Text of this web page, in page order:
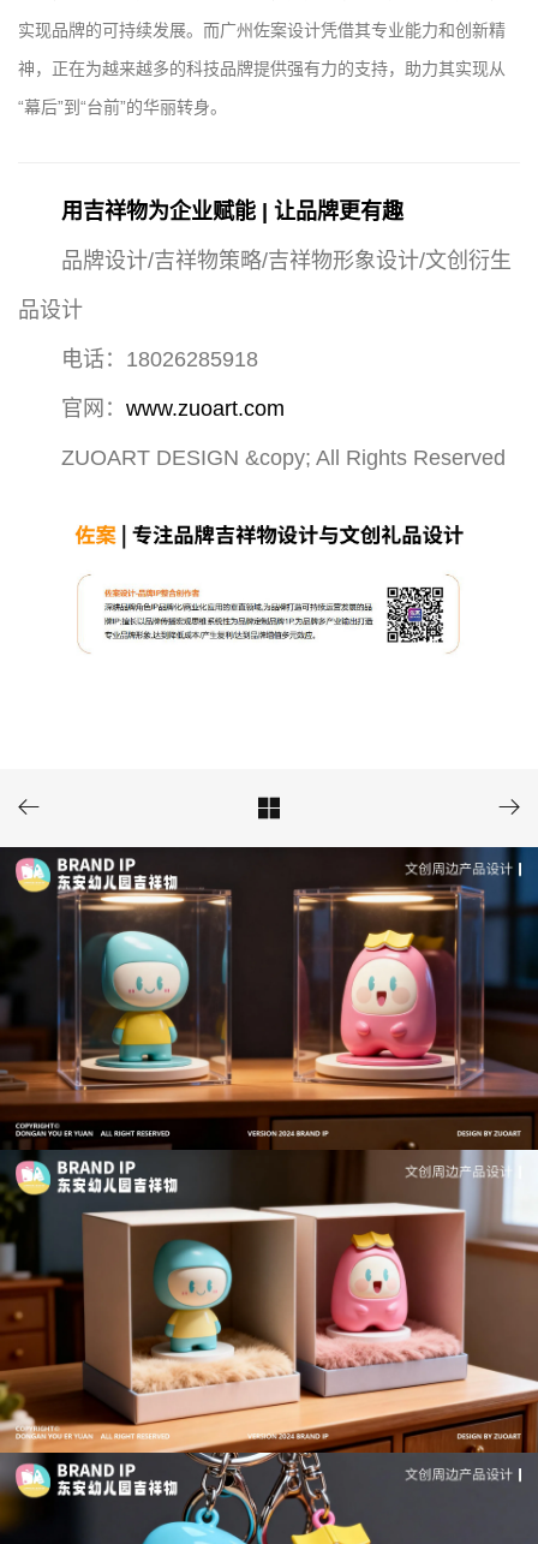
实现品牌的可持续发展。而广州佐案设计凭借其专业能力和创新精
神，正在为越来越多的科技品牌提供强有力的支持，助力其实现从
“幕后”到“台前”的华丽转身。
用吉祥物为企业赋能 | 让品牌更有趣
品牌设计/吉祥物策略/吉祥物形象设计/文创衍生
品设计
电话：18026285918
官网： www.zuoart.com
ZUOART DESIGN &copy; All Rights Reserved
  